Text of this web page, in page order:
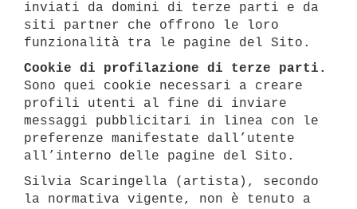
inviati da domini di terze parti e da
siti partner che offrono le loro
funzionalità tra le pagine del Sito.
Cookie di profilazione di terze parti.
Sono quei cookie necessari a creare
profili utenti al fine di inviare
messaggi pubblicitari in linea con le
preferenze manifestate dall’utente
all’interno delle pagine del Sito.
Silvia Scaringella (artista), secondo
la normativa vigente, non è tenuto a